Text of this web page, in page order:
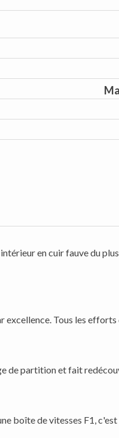
en cuir fauve du
excellence. Tous les efforts
de partition et fait
boîte de vitesses F1,